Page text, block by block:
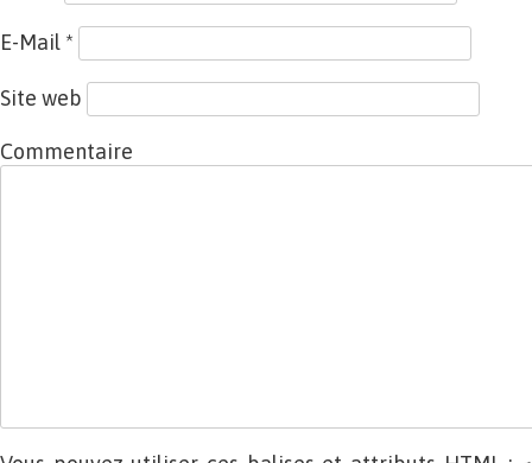
E-Mail *
Site web
Commentaire